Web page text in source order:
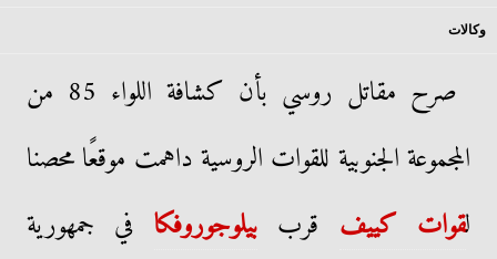
وكالات
صرح مقاتل روسي بأن كشافة اللواء 85 من
المجموعة الجنوبية للقوات الروسية داهمت موقعًا محصنا
لقوات كييف قرببيلوجوروفكا في جمهورية